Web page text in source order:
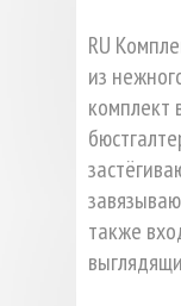
RU
из
комплект
также